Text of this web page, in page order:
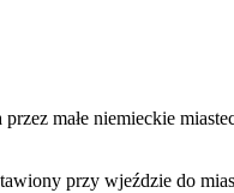
małe niemieckie
przy wjeździe do